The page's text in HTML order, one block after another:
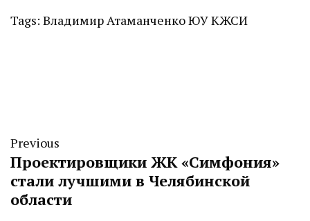
Tags: Владимир АтаманченкоЮУ КЖСИ
Previous
Проектировщики ЖК «Симфония»
стали лучшими в Челябинской
области